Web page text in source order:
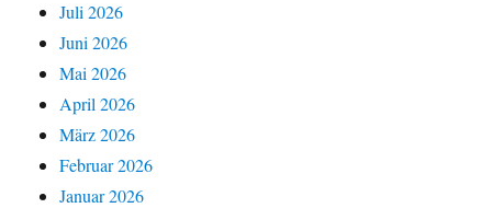
Juli 2026
Juni 2026
Mai 2026
April 2026
März 2026
Februar 2026
Januar 2026